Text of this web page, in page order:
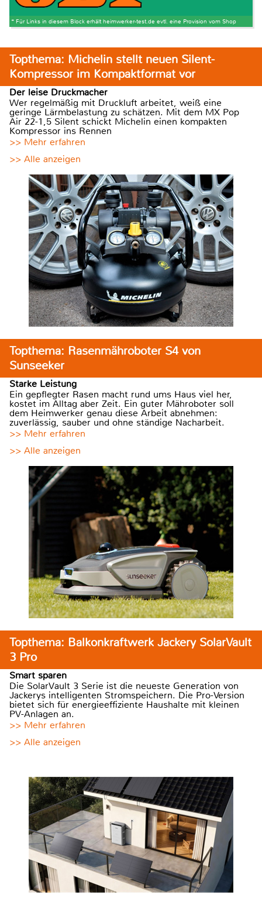
* Für Links in diesem Block erhält heimwerker-test.de evtl. eine Provision vom Shop
Topthema: Michelin stellt neuen Silent-
Kompressor im Kompaktformat vor
Der leise Druckmacher
Wer regelmäßig mit Druckluft arbeitet, weiß eine
geringe Lärmbelastung zu schätzen. Mit dem MX Pop
Air 22-1,5 Silent schickt Michelin einen kompakten
Kompressor ins Rennen
>> Mehr erfahren
>> Alle anzeigen
Topthema: Rasenmähroboter S4 von
Sunseeker
Starke Leistung
Ein gepflegter Rasen macht rund ums Haus viel her,
kostet im Alltag aber Zeit. Ein guter Mähroboter soll
dem Heimwerker genau diese Arbeit abnehmen:
zuverlässig, sauber und ohne ständige Nacharbeit.
>> Mehr erfahren
>> Alle anzeigen
Topthema: Balkonkraftwerk Jackery SolarVault
3 Pro
Smart sparen
Die SolarVault 3 Serie ist die neueste Generation von
Jackerys intelligenten Stromspeichern. Die Pro-Version
bietet sich für energieeffiziente Haushalte mit kleinen
PV-Anlagen an.
>> Mehr erfahren
>> Alle anzeigen